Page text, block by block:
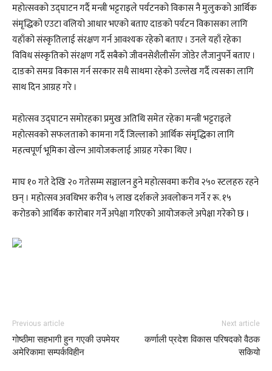
महोत्सवको उद्घाटन गर्दै मन्त्री भट्टराइले पर्यटनको विकास नै मुलुकको आर्थिक
संमृद्धिको एउटा वलियो आधार भएको बताए दाङको पर्यटन विकासका लागि
यहाँको संस्कृतिलाई संरक्षण गर्न आवश्यक रहेको बताए । उनले यहाँ रहेका
विविध संस्कृतिको संरक्षण गर्दै सबैको जीवनसेशैलीसँग जोडेर लैजानुपर्ने बताए ।
दाङको समग्र विकास गर्न सरकार सधै साथमा रहेको उल्लेख गर्दै त्यसका लागि
साथ दिन आग्रह गरे ।
महोत्सव उद्घाटन समोरहका प्रमुख अतिथि समेत रहेका मन्त्री भट्टराइले
महोत्सवको सफलताको कामना गर्दै जिल्लाको आर्थिक संमृद्धिका लागि
महत्वपूर्ण भूमिका खेल्न आयोजकलाई आग्रह गरेका थिए ।
माघ १० गते देखि २० गतेसम्म सञ्चालन हुने महोत्सवमा करीव २५० स्टलहरु रहने
छन् । महोत्सव अवधिभर करीव ५ लाख दर्शकले अवलोकन गर्ने र रू. १५
करोडको आर्थिक कारोबार गर्ने अपेक्षा गरिएको आयोजकले अपेक्षा गरेको छ ।
Previous article
गोष्ठीमा सहभागी हुन गएकी उपमेयर
अमेरिकामा सम्पर्कविहीन
Next article
कर्णाली प्रदेश विकास परिषदको वैठक
सकियो